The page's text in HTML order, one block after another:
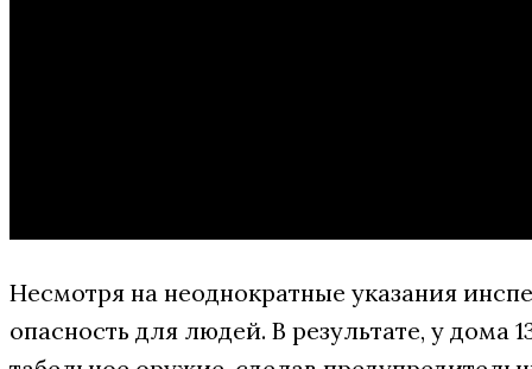
Несмотря на неоднократные указания
опасность для людей. В результате, у